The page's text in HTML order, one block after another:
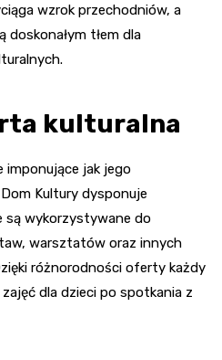
wzrok przechodniów, a
tłem dla
kulturalna
imponujące jak jego
Kultury dysponuje
są wykorzystywane do
warsztatów oraz innych
różnorodności oferty każdy
dla dzieci po spotkania z